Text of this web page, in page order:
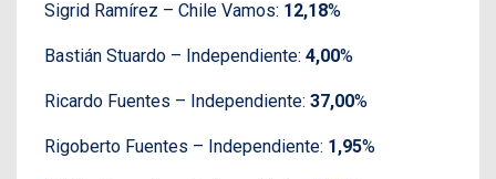
Sigrid Ramírez – Chile Vamos: 12,18%
Bastián Stuardo – Independiente: 4,00%
Ricardo Fuentes – Independiente: 37,00%
Rigoberto Fuentes – Independiente: 1,95%